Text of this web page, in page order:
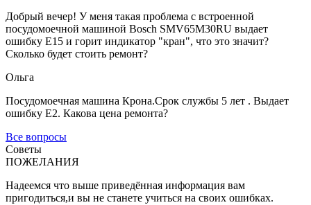
Добрый вечер! У меня такая проблема с встроенной
посудомоечной машиной Bosch SMV65M30RU выдает
ошибку Е15 и горит индикатор "кран", что это значит?
Сколько будет стоить ремонт?
Ольга
Посудомоечная машина Крона.Срок службы 5 лет . Выдает
ошибку Е2. Какова цена ремонта?
Все вопросы
Советы
ПОЖЕЛАНИЯ
Надеемся что выше приведённая информация вам
пригодиться,и вы не станете учиться на своих ошибках.